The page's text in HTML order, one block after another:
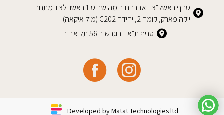
סניף ראשל"צ - אברהם בומה שביט 1 ראשון לציון מתחם
יוקה פארק, קומה 2, יחידה C202 (מול איקאה)
סניף ת"א - בוגרשוב 56 תל אביב
Developed by Matat Technologies ltd